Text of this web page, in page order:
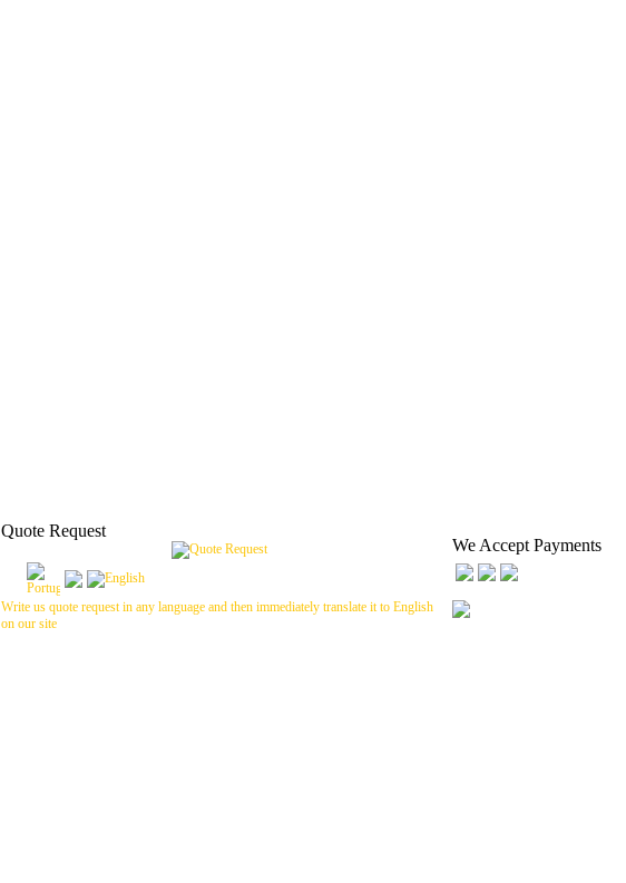
Quote Request
Write us quote request in any language and then immediately translate it to English
on our site
We Accept Payments